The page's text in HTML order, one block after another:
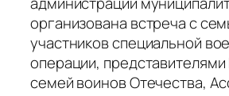
организована встреча с
участников специальной
операции,
семей воинов Отечества,